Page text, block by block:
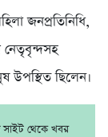
জনপ্রতিনিধি,
নেতৃবৃন্দসহ
উপস্থিত ছিলেন।
সাইট থেকে খবর